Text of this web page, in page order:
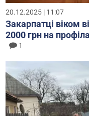
20.12.2025 | 11:07
Закарпатці віком
2000 грн на
1